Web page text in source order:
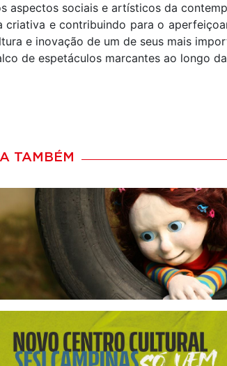
aspectos sociais e artísticos da
criativa e contribuindo para o
e inovação de um de seus mais
de espetáculos marcantes ao longo
TAMBÉM